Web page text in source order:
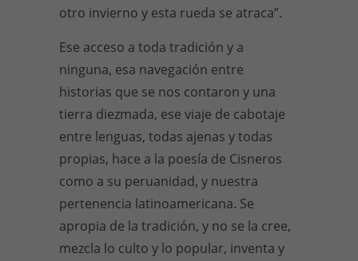
otro invierno y esta rueda se atraca”.
Ese acceso a toda tradición y a
ninguna, esa navegación entre
historias que se nos contaron y una
tierra diezmada, ese viaje de cabotaje
entre lenguas, todas ajenas y todas
propias, hace a la poesía de Cisneros
como a su peruanidad, y nuestra
pertenencia latinoamericana. Se
apropia de la tradición, y no se la cree,
mezcla lo culto y lo popular, inventa y